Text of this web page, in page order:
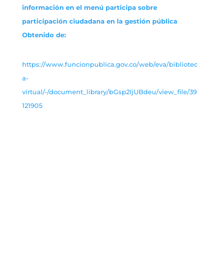
información en el menú participa sobre
participación ciudadana en la gestión pública
Obtenido de:
https://www.funcionpublica.gov.co/web/eva/bibliotec
a-
virtual/-/document_library/bGsp2IjUBdeu/view_file/39
121905